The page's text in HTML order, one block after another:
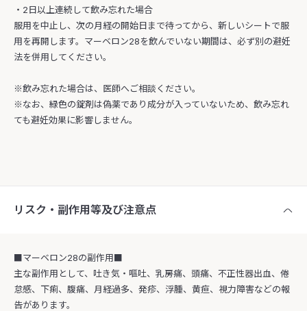
・2日以上連続して飲み忘れた場合
服用を中止し、次の月経の開始日まで待ってから、新しいシートで服
用を再開します。マーベロン28を飲んでいない期間は、必ず別の避妊
法を併用してください。
※飲み忘れた場合は、医師へご相談ください。
※なお、緑色の錠剤は偽薬であり成分が入っていないため、飲み忘れ
ても避妊効果に影響しません。
リスク・副作用等及び注意点
■マーベロン28の副作用■
主な副作用として、吐き気・嘔吐、乳房痛、頭痛、不正性器出血、倦
怠感、下痢、腹痛、月経過多、発疹、浮腫、黄疸、視力障害などの報
告があります。